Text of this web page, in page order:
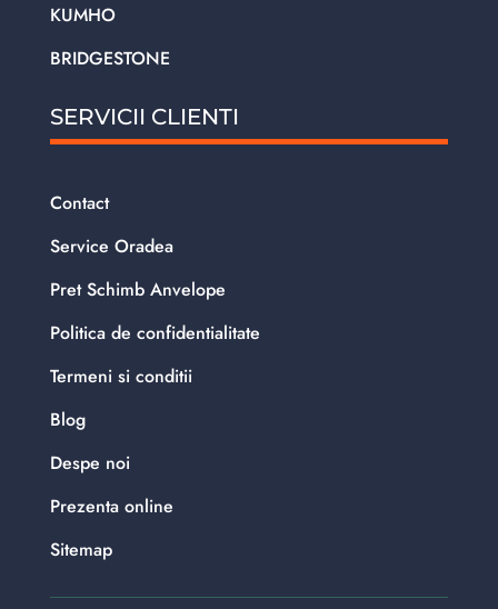
KUMHO
BRIDGESTONE
SERVICII CLIENTI
Contact
Service Oradea
Pret Schimb Anvelope
Politica de confidentialitate
Termeni si conditii
Blog
Despe noi
Prezenta online
Sitemap